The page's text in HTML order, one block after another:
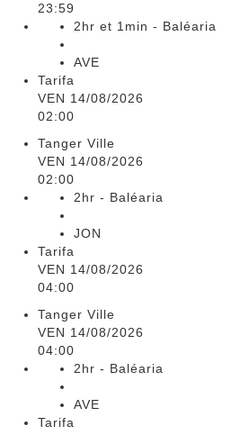
23:59
2hr et 1min - Baléaria
AVE
Tarifa
VEN 14/08/2026
02:00
Tanger Ville
VEN 14/08/2026
02:00
2hr - Baléaria
JON
Tarifa
VEN 14/08/2026
04:00
Tanger Ville
VEN 14/08/2026
04:00
2hr - Baléaria
AVE
Tarifa